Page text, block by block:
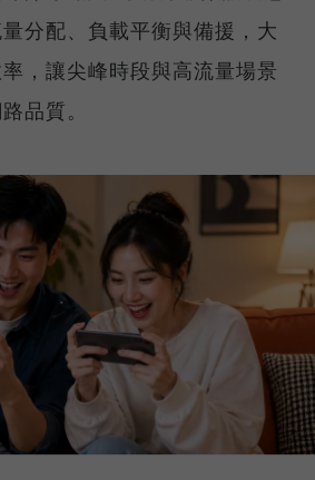
分配、負載平衡與備援，大
，讓尖峰時段與高流量場景
品質。